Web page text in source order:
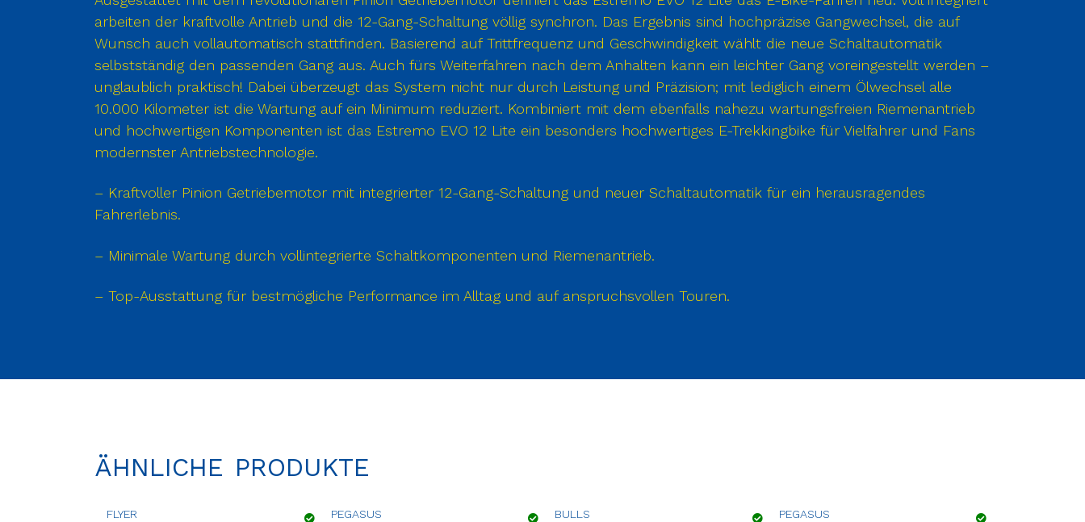
arbeiten der kraftvolle Antrieb und die 12-Gang-Schaltung völlig synchron. Das Ergebnis sind hochpräzise Gangwechsel, die auf
Wunsch auch vollautomatisch stattfinden. Basierend auf Trittfrequenz und Geschwindigkeit wählt die neue Schaltautomatik
selbstständig den passenden Gang aus. Auch fürs Weiterfahren nach dem Anhalten kann ein leichter Gang voreingestellt werden –
unglaublich praktisch! Dabei überzeugt das System nicht nur durch Leistung und Präzision; mit lediglich einem Ölwechsel alle
10.000 Kilometer ist die Wartung auf ein Minimum reduziert. Kombiniert mit dem ebenfalls nahezu wartungsfreien Riemenantrieb
und hochwertigen Komponenten ist das Estremo EVO 12 Lite ein besonders hochwertiges E-Trekkingbike für Vielfahrer und Fans
modernster Antriebstechnologie.
– Kraftvoller Pinion Getriebemotor mit integrierter 12-Gang-Schaltung und neuer Schaltautomatik für ein herausragendes
Fahrerlebnis.
– Minimale Wartung durch vollintegrierte Schaltkomponenten und Riemenantrieb.
– Top-Ausstattung für bestmögliche Performance im Alltag und auf anspruchsvollen Touren.
ÄHNLICHE PRODUKTE
FLYER PEGASUS BULLS PEGASUS